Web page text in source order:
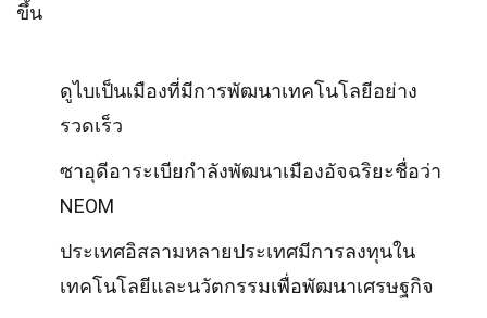
ขึ้น
ดูไบเป็นเมืองที่มีการพัฒนาเทคโนโลยีอย่าง
รวดเร็ว
ซาอุดีอาระเบียกำลังพัฒนาเมืองอัจฉริยะชื่อว่า
NEOM
ประเทศอิสลามหลายประเทศมีการลงทุนใน
เทคโนโลยีและนวัตกรรมเพื่อพัฒนาเศรษฐกิจ